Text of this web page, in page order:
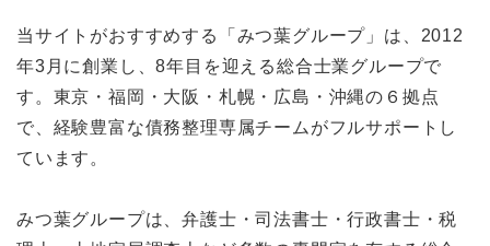
当サイトがおすすめする「みつ葉グループ」は、2012
年3月に創業し、8年目を迎える総合士業グループで
す。東京・福岡・大阪・札幌・広島・沖縄の６拠点
で、経験豊富な債務整理専属チームがフルサポートし
ています。
みつ葉グループは、弁護士・司法書士・行政書士・税